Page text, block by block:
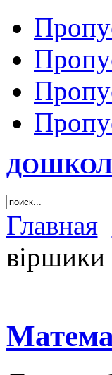
Главная
віршики